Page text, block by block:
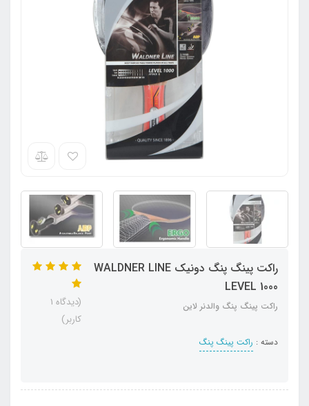
راکت پینگ پنگ دونیک WALDNER LINE
LEVEL 1000
راکت پینگ پنگ والدنر لاین
دسته : راکت پینگ پنگ
(دیدگاه 1
کاربر)